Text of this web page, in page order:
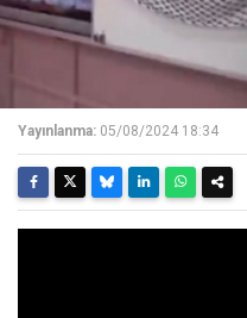
Yayınlanma: 05/08/2024 18:34